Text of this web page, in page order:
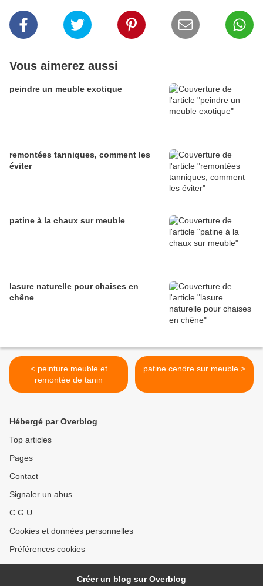
Vous aimerez aussi
peindre un meuble exotique
remontées tanniques, comment les
éviter
patine à la chaux sur meuble
lasure naturelle pour chaises en
chêne
< peinture meuble et
remontée de tanin
patine cendre sur meuble >
Hébergé par Overblog
Top articles
Pages
Contact
Signaler un abus
C.G.U.
Cookies et données personnelles
Préférences cookies
Créer un blog sur Overblog